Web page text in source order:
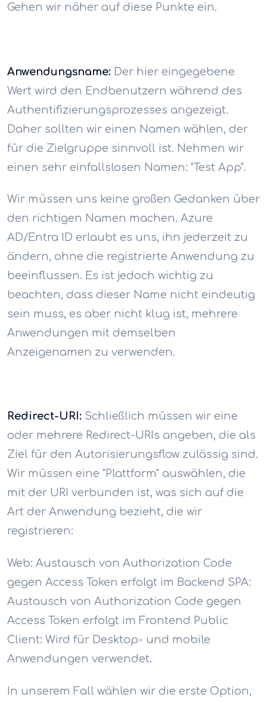
Gehen wir näher auf diese Punkte ein.
Anwendungsname: Der hier eingegebene
Wert wird den Endbenutzern während des
Authentifizierungsprozesses angezeigt.
Daher sollten wir einen Namen wählen, der
für die Zielgruppe sinnvoll ist. Nehmen wir
einen sehr einfallslosen Namen: "Test App".
Wir müssen uns keine großen Gedanken über
den richtigen Namen machen. Azure
AD/Entra ID erlaubt es uns, ihn jederzeit zu
ändern, ohne die registrierte Anwendung zu
beeinflussen. Es ist jedoch wichtig zu
beachten, dass dieser Name nicht eindeutig
sein muss, es aber nicht klug ist, mehrere
Anwendungen mit demselben
Anzeigenamen zu verwenden.
Redirect-URI: Schließlich müssen wir eine
oder mehrere Redirect-URIs angeben, die als
Ziel für den Autorisierungsflow zulässig sind.
Wir müssen eine "Plattform" auswählen, die
mit der URI verbunden ist, was sich auf die
Art der Anwendung bezieht, die wir
registrieren:
Web: Austausch von Authorization Code
gegen Access Token erfolgt im Backend SPA:
Austausch von Authorization Code gegen
Access Token erfolgt im Frontend Public
Client: Wird für Desktop- und mobile
Anwendungen verwendet.
In unserem Fall wählen wir die erste Option,